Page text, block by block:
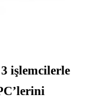
işlemcilerle